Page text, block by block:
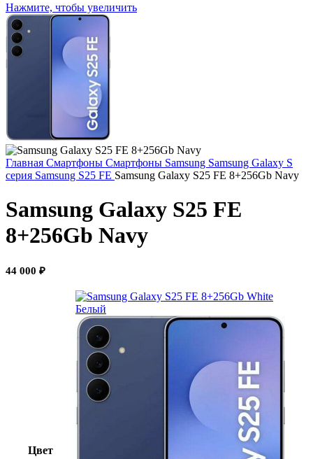
Нажмите, чтобы увеличить
Главная Смартфоны Смартфоны Samsung Samsung Galaxy S
серия Samsung S25 FE Samsung Galaxy S25 FE 8+256Gb Navy
Samsung Galaxy S25 FE
8+256Gb Navy
44 000 ₽
Цвет
Белый